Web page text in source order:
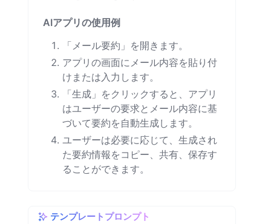
AIアプリの使用例
「メール要約」を開きます。
アプリの画面にメール内容を貼り付
けまたは入力します。
「生成」をクリックすると、アプリ
はユーザーの要求とメール内容に基
づいて要約を自動生成します。
ユーザーは必要に応じて、生成され
た要約情報をコピー、共有、保存す
ることができます。
テンプレートプロンプト